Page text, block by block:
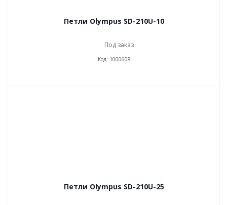
Петли Olympus SD-210U-10
Под заказ
Код: 1000608
Петли Olympus SD-210U-25